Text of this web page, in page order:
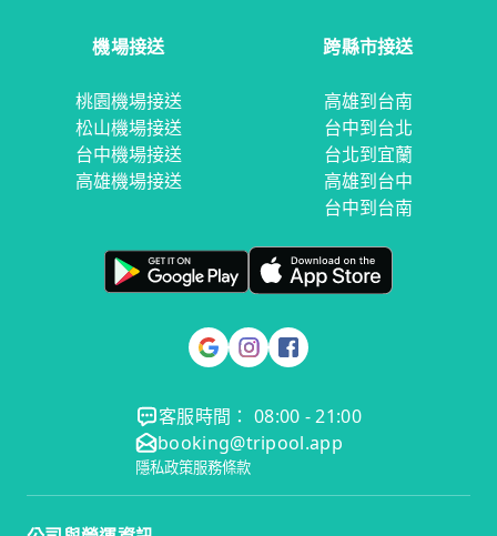
機場接送
桃園機場接送
松山機場接送
台中機場接送
高雄機場接送
跨縣市接送
高雄到台南
台中到台北
台北到宜蘭
高雄到台中
台中到台南
客服時間： 08:00 - 21:00
booking@tripool.app
隱私政策服務條款